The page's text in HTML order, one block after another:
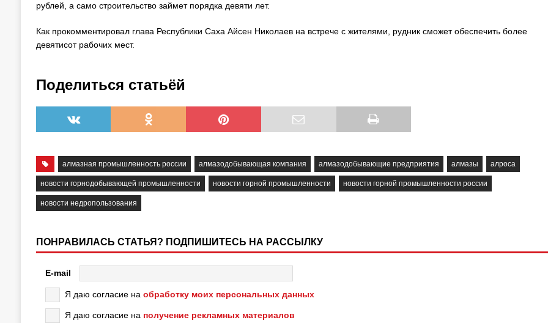
рублей, а само строительство займет порядка девяти лет.
Как прокомментировал глава Республики Саха Айсен Николаев на встрече с жителями, рудник сможет обеспечить более
девятисот рабочих мест.
Поделиться статьёй
алмазная промышленность россии алмазодобывающая компания алмазодобывающие предприятия алмазы алроса
новости горнодобывающей промышленности новости горной промышленности новости горной промышленности россии
новости недропользования
ПОНРАВИЛАСЬ СТАТЬЯ? ПОДПИШИТЕСЬ НА РАССЫЛКУ
E-mail
Я даю согласие на обработку моих персональных данных
Я даю согласие на получение рекламных материалов